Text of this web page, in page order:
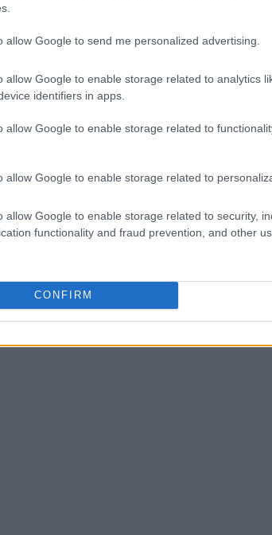
allow Google to send me personalized advertising.
allow Google to enable storage related to analytics
identifiers in apps.
allow Google to enable storage related to
allow Google to enable storage related to
allow Google to enable storage related to security,
functionality and fraud prevention, and other
CONFIRM
È stata
richiesta concreta: nei segmenti in cui
mostrare un aspetto sano e
magri. I produttori
modelle con un aspetto più
nel primo capitolo della saga, uscito nel
fisico narrativamente
linea narrativa viene ri-letta alla luce
nel rappresentare il corpo
simbolico: non basta riprodurre
che si normalizza attraverso la